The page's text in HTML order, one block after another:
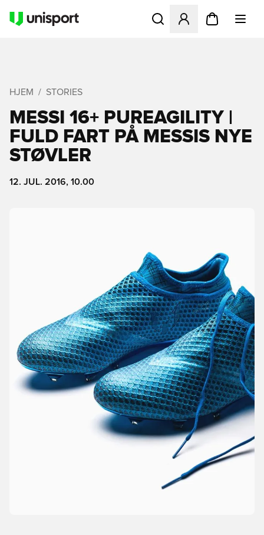
Åbner en Modal til at
HJEM STORIES
MESSI 16+ PUREAGILITY |
FULD FART PÅ MESSIS NYE
STØVLER
12. JUL. 2016, 10.00